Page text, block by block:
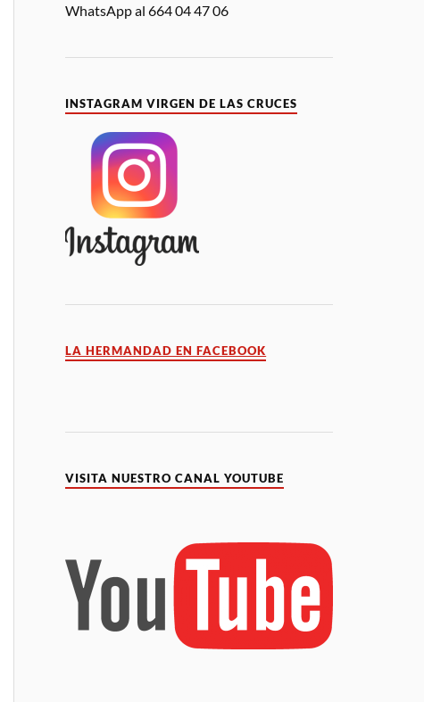
WhatsApp al 664 04 47 06
INSTAGRAM VIRGEN DE LAS CRUCES
LA HERMANDAD EN FACEBOOK
VISITA NUESTRO CANAL YOUTUBE